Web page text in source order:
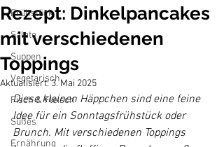
Frühstück
Salate
Suppen
Vegetarisch
Fisch & Fleisch
Süßes
Ernährung
Rezept: Dinkelpancakes
mit verschiedenen
Toppings
Aktualisiert:3. Mai 2025
Diese kleinen Häppchen sind eine feine
Idee für ein Sonntagsfrühstück oder
Brunch. Mit verschiedenen Toppings